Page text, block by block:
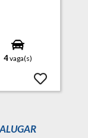
4vaga(s)